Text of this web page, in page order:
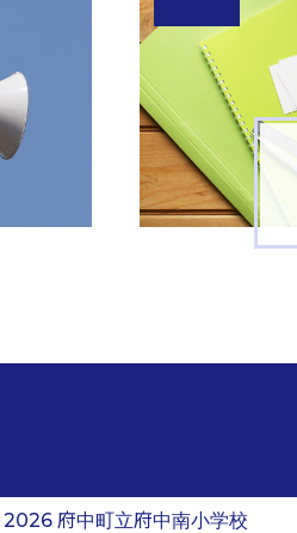
2026 府中町立府中南小学校